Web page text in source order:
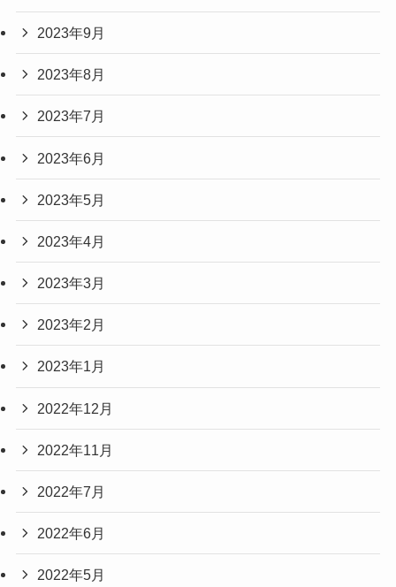
2023年9月
2023年8月
2023年7月
2023年6月
2023年5月
2023年4月
2023年3月
2023年2月
2023年1月
2022年12月
2022年11月
2022年7月
2022年6月
2022年5月